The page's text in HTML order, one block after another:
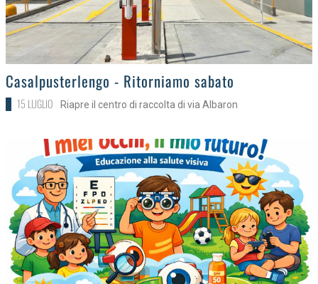
>
Casalpusterlengo - Ritorniamo sabato
15 LUGLIO Riapre il centro di raccolta di via Albaron